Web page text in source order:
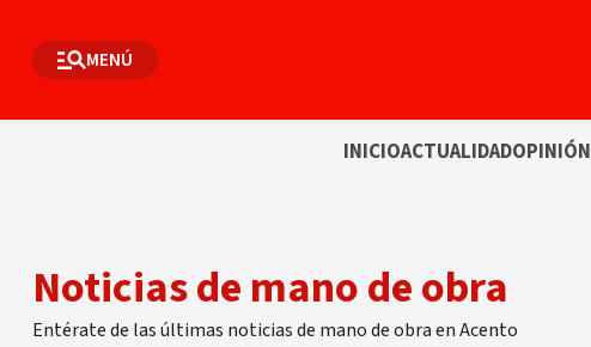
MENÚ
INICIOACTUALIDADOPINIÓN
Noticias de mano de obra
Entérate de las últimas noticias de mano de obra en Acento